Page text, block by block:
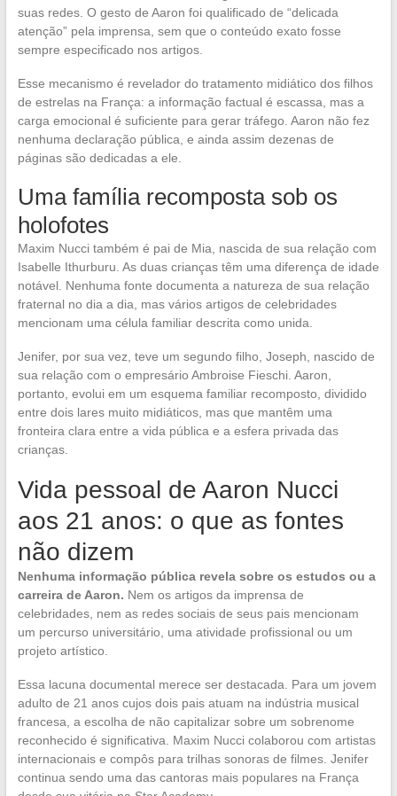
suas redes. O gesto de Aaron foi qualificado de “delicada
atenção” pela imprensa, sem que o conteúdo exato fosse
sempre especificado nos artigos.
Esse mecanismo é revelador do tratamento midiático dos filhos
de estrelas na França: a informação factual é escassa, mas a
carga emocional é suficiente para gerar tráfego. Aaron não fez
nenhuma declaração pública, e ainda assim dezenas de
páginas são dedicadas a ele.
Uma família recomposta sob os
holofotes
Maxim Nucci também é pai de Mia, nascida de sua relação com
Isabelle Ithurburu. As duas crianças têm uma diferença de idade
notável. Nenhuma fonte documenta a natureza de sua relação
fraternal no dia a dia, mas vários artigos de celebridades
mencionam uma célula familiar descrita como unida.
Jenifer, por sua vez, teve um segundo filho, Joseph, nascido de
sua relação com o empresário Ambroise Fieschi. Aaron,
portanto, evolui em um esquema familiar recomposto, dividido
entre dois lares muito midiáticos, mas que mantêm uma
fronteira clara entre a vida pública e a esfera privada das
crianças.
Vida pessoal de Aaron Nucci
aos 21 anos: o que as fontes
não dizem
Nenhuma informação pública revela sobre os estudos ou a
carreira de Aaron. Nem os artigos da imprensa de
celebridades, nem as redes sociais de seus pais mencionam
um percurso universitário, uma atividade profissional ou um
projeto artístico.
Essa lacuna documental merece ser destacada. Para um jovem
adulto de 21 anos cujos dois pais atuam na indústria musical
francesa, a escolha de não capitalizar sobre um sobrenome
reconhecido é significativa. Maxim Nucci colaborou com artistas
internacionais e compôs para trilhas sonoras de filmes. Jenifer
continua sendo uma das cantoras mais populares na França